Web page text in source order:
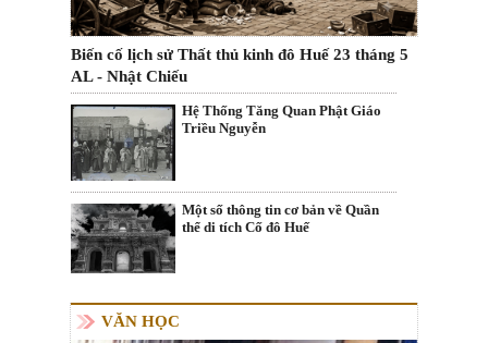
Biến cố lịch sử Thất thủ kinh đô Huế 23 tháng 5
AL - Nhật Chiếu
Hệ Thống Tăng Quan Phật Giáo
Triều Nguyễn
Một số thông tin cơ bản về Quần
thể di tích Cố đô Huế
VĂN HỌC